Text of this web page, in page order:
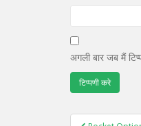
अगली बार जब मैं